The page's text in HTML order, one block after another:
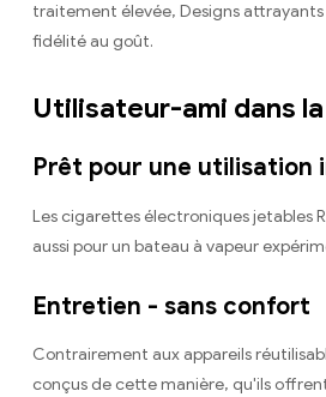
traitement élevée, Designs
fidélité au goût.
Utilisateur-ami dans
Prêt pour une utilisation
Les cigarettes électroniques jetables
aussi pour un bateau à vapeur
Entretien - sans confort
Contrairement aux appareils
conçus de cette manière, qu'ils